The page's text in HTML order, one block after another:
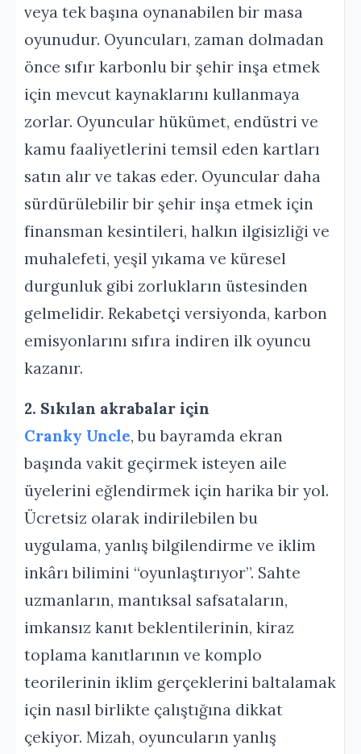
veya tek başına oynanabilen bir masa
oyunudur. Oyuncuları, zaman dolmadan
önce sıfır karbonlu bir şehir inşa etmek
için mevcut kaynaklarını kullanmaya
zorlar. Oyuncular hükümet, endüstri ve
kamu faaliyetlerini temsil eden kartları
satın alır ve takas eder. Oyuncular daha
sürdürülebilir bir şehir inşa etmek için
finansman kesintileri, halkın ilgisizliği ve
muhalefeti, yeşil yıkama ve küresel
durgunluk gibi zorlukların üstesinden
gelmelidir. Rekabetçi versiyonda, karbon
emisyonlarını sıfıra indiren ilk oyuncu
kazanır.
2. Sıkılan akrabalar için
Cranky Uncle, bu bayramda ekran
başında vakit geçirmek isteyen aile
üyelerini eğlendirmek için harika bir yol.
Ücretsiz olarak indirilebilen bu
uygulama, yanlış bilgilendirme ve iklim
inkârı bilimini “oyunlaştırıyor”. Sahte
uzmanların, mantıksal safsataların,
imkansız kanıt beklentilerinin, kiraz
toplama kanıtlarının ve komplo
teorilerinin iklim gerçeklerini baltalamak
için nasıl birlikte çalıştığına dikkat
çekiyor. Mizah, oyuncuların yanlış